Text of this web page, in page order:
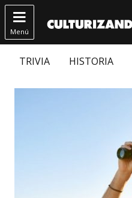

Menú
TRIVIA HISTORIA